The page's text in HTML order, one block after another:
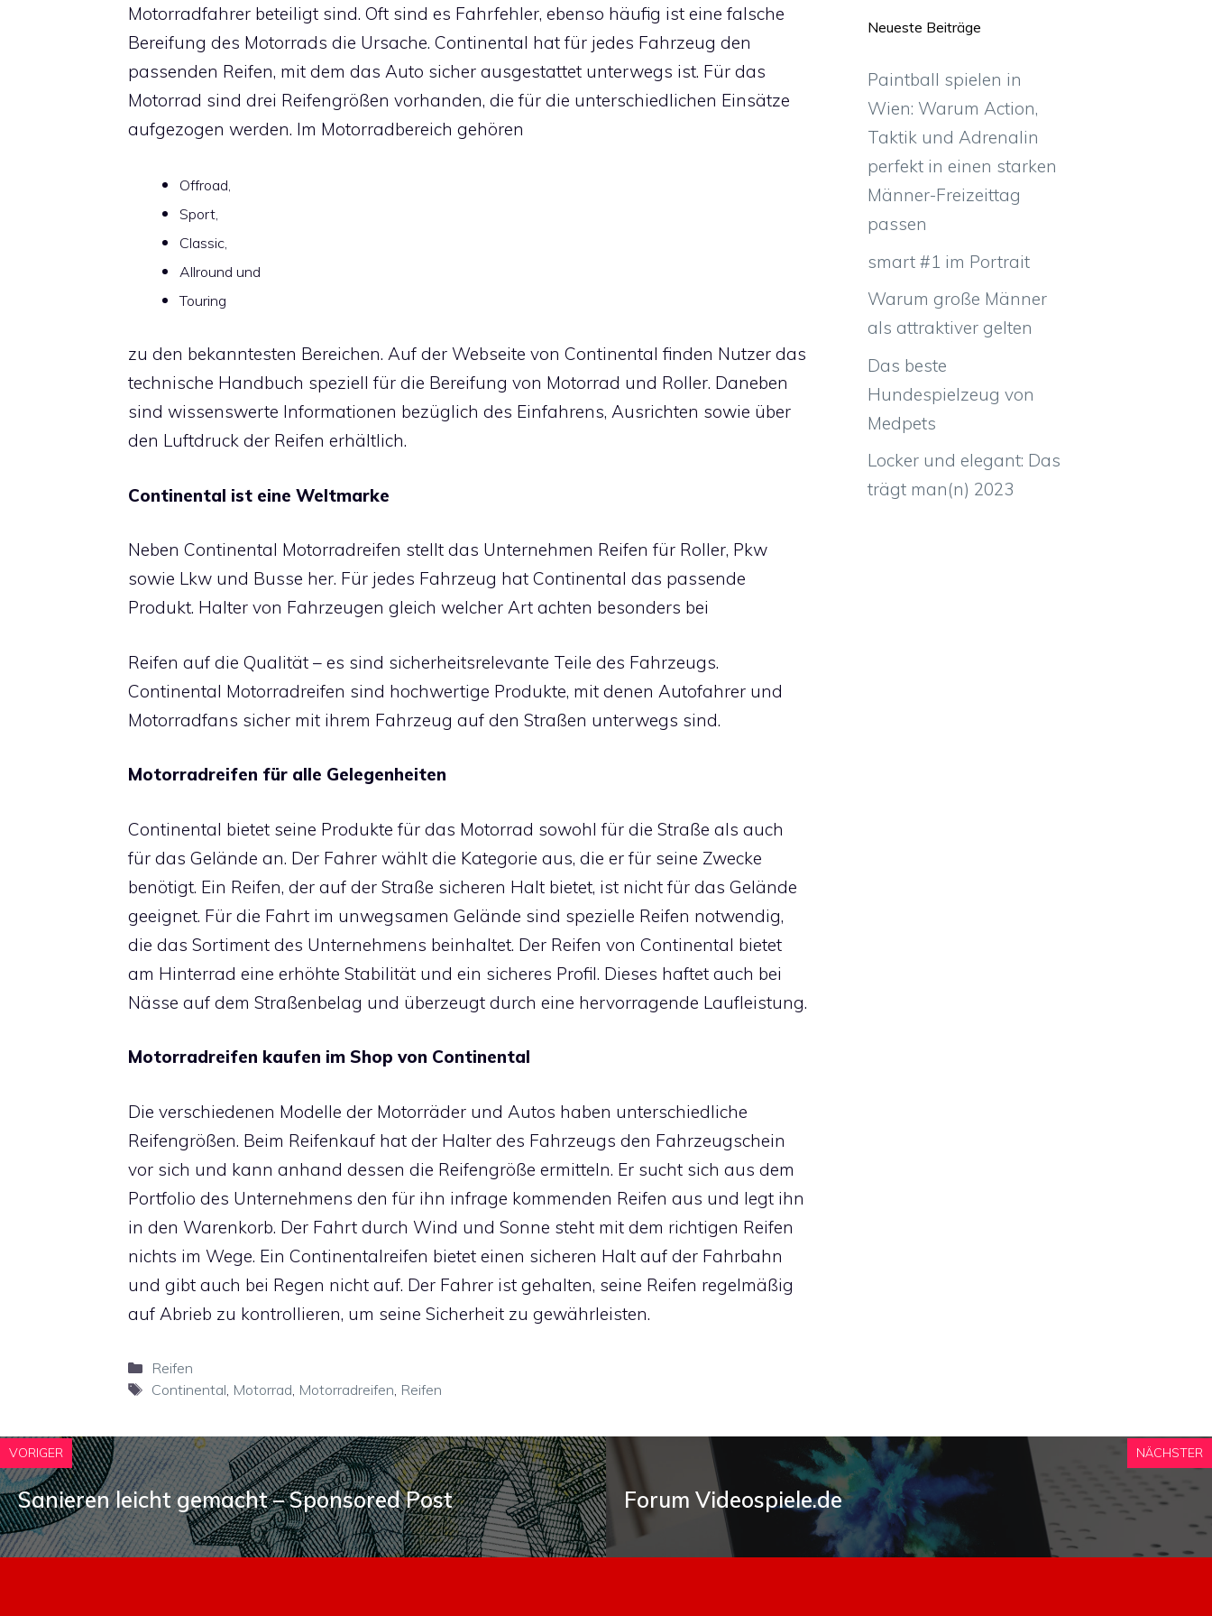
Motorradfahrer beteiligt sind. Oft sind es Fahrfehler, ebenso häufig ist eine falsche
Bereifung des Motorrads die Ursache. Continental hat für jedes Fahrzeug den
passenden Reifen, mit dem das Auto sicher ausgestattet unterwegs ist. Für das
Motorrad sind drei Reifengrößen vorhanden, die für die unterschiedlichen Einsätze
aufgezogen werden. Im Motorradbereich gehören
Offroad,
Sport,
Classic,
Allround und
Touring
zu den bekanntesten Bereichen. Auf der Webseite von Continental finden Nutzer das
technische Handbuch speziell für die Bereifung von Motorrad und Roller. Daneben
sind wissenswerte Informationen bezüglich des Einfahrens, Ausrichten sowie über
den Luftdruck der Reifen erhältlich.
Continental ist eine Weltmarke
Neben Continental Motorradreifen stellt das Unternehmen Reifen für Roller, Pkw
sowie Lkw und Busse her. Für jedes Fahrzeug hat Continental das passende
Produkt. Halter von Fahrzeugen gleich welcher Art achten besonders bei
Reifen auf die Qualität – es sind sicherheitsrelevante Teile des Fahrzeugs.
Continental Motorradreifen sind hochwertige Produkte, mit denen Autofahrer und
Motorradfans sicher mit ihrem Fahrzeug auf den Straßen unterwegs sind.
Motorradreifen für alle Gelegenheiten
Continental bietet seine Produkte für das Motorrad sowohl für die Straße als auch
für das Gelände an. Der Fahrer wählt die Kategorie aus, die er für seine Zwecke
benötigt. Ein Reifen, der auf der Straße sicheren Halt bietet, ist nicht für das Gelände
geeignet. Für die Fahrt im unwegsamen Gelände sind spezielle Reifen notwendig,
die das Sortiment des Unternehmens beinhaltet. Der Reifen von Continental bietet
am Hinterrad eine erhöhte Stabilität und ein sicheres Profil. Dieses haftet auch bei
Nässe auf dem Straßenbelag und überzeugt durch eine hervorragende Laufleistung.
Motorradreifen kaufen im Shop von Continental
Die verschiedenen Modelle der Motorräder und Autos haben unterschiedliche
Reifengrößen. Beim Reifenkauf hat der Halter des Fahrzeugs den Fahrzeugschein
vor sich und kann anhand dessen die Reifengröße ermitteln. Er sucht sich aus dem
Portfolio des Unternehmens den für ihn infrage kommenden Reifen aus und legt ihn
in den Warenkorb. Der Fahrt durch Wind und Sonne steht mit dem richtigen Reifen
nichts im Wege. Ein Continentalreifen bietet einen sicheren Halt auf der Fahrbahn
und gibt auch bei Regen nicht auf. Der Fahrer ist gehalten, seine Reifen regelmäßig
auf Abrieb zu kontrollieren, um seine Sicherheit zu gewährleisten.
Kategorien
Reifen
Schlagwörter
Continental Motorrad Motorradreifen Reifen
Neueste Beiträge
Paintball spielen in
Wien: Warum Action,
Taktik und Adrenalin
perfekt in einen starken
Männer-Freizeittag
passen
smart #1 im Portrait
Warum große Männer
als attraktiver gelten
Das beste
Hundespielzeug von
Medpets
Locker und elegant: Das
trägt man(n) 2023
VORIGER
Sanieren leicht gemacht – Sponsored Post
NÄCHSTER
Forum Videospiele.de